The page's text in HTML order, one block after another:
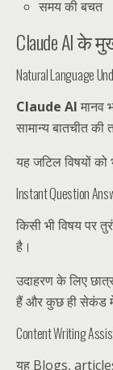
समय की बचत
Claude AI के
Natural Language
Claude AI मानव
सामान्य बातचीत
यह जटिल विषयों
Instant Question
किसी भी विषय पर
है।
उदाहरण के लिए
हैं और कुछ ही सेकंड
Content Writing
यह Blogs,